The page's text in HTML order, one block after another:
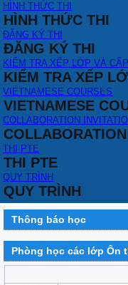
HÌNH THỨC THI
HÌNH THỨC THI
ĐĂNG KÝ THI
ĐĂNG KÝ THI
KIỂM TRA XẾP LỚP VÀ
KIỂM TRA XẾP
VIETNAMESE COURSES
VIETNAMESE
COLLABORATION
THI PTE
THI PTE
QUY TRÌNH
QUY TRÌNH
Thông báo học
Phòng học các lớp Ôn